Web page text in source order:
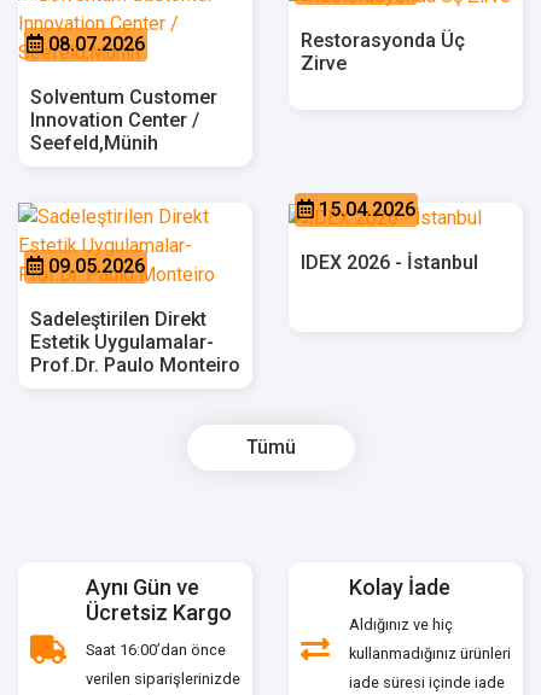
08.07.2026
Solventum Customer
Innovation Center /
Seefeld,Münih
Restorasyonda Üç
Zirve
09.05.2026
Sadeleştirilen Direkt
Estetik Uygulamalar-
Prof.Dr. Paulo Monteiro
15.04.2026
IDEX 2026 - İstanbul
Tümü
Aynı Gün ve
Ücretsiz Kargo
Saat 16:00’dan önce
verilen siparişlerinizde
Kolay İade
Aldığınız ve hiç
kullanmadığınız ürünleri
iade süresi içinde iade